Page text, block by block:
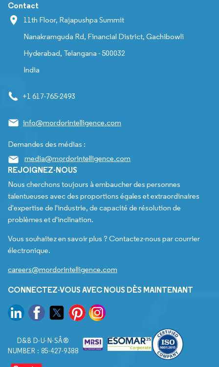
Contact
11th Floor, Rajapushpa Summit
Nanakramguda Rd, Financial District, Gachibowli
Hyderabad, Telangana - 500032
India
+1 617-765-2493
info@mordorintelligence.com
Demandes des médias :
media@mordorintelligence.com
REJOIGNEZ-NOUS
Nous cherchons toujours à embaucher des personnes
talentueuses avec des proportions égales et extraordinaires
d'expertise de l'industrie, de capacité de résolution de
problèmes et d'inclination.
Vous souhaitez en savoir plus ? Contactez-nous par courrier
électronique.
careers@mordorintelligence.com
CONNECTEZ-VOUS AVEC NOUS DÈS MAINTENANT
D&B D-U-N-SÂ®
NUMBER : 85-427-9388